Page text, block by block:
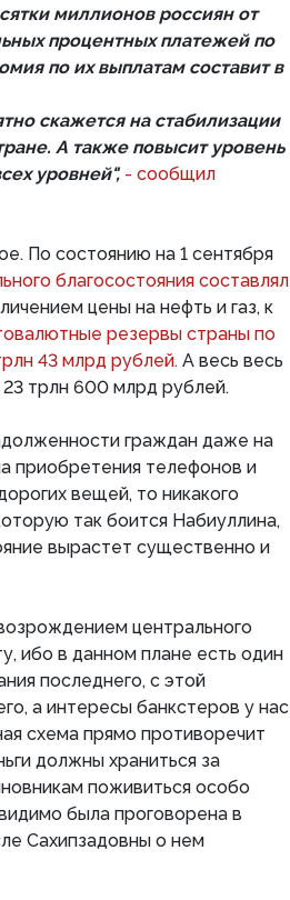
миллионов россиян от
процентных платежей по
по их выплатам составит в
скажется на стабилизации
А также повысит уровень
уровней", - сообщил
По состоянию на 1 сентября
благосостояния составлял
цены на нефть и газ, к
резервы страны по
43 млрд рублей. А весь весь
трлн 600 млрд рублей.
граждан даже на
приобретения телефонов и
вещей, то никакого
так боится Набиуллина,
вырастет существенно и
центрального
ибо в данном плане есть один
последнего, с этой
а интересы банкстеров у нас
схема прямо противоречит
должны храниться за
поживиться особо
была проговорена в
Сахипзадовны о нем